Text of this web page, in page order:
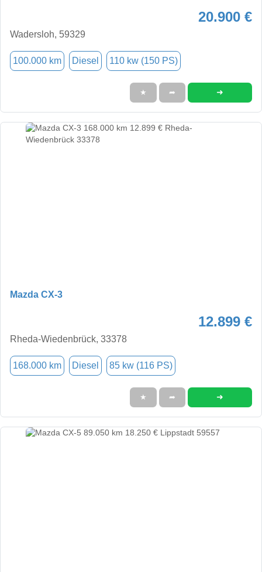
20.900 €
Wadersloh, 59329
100.000 km Diesel 110 kw (150 PS)
★ ➦ ➜
Mazda CX-3
12.899 €
Rheda-Wiedenbrück, 33378
168.000 km Diesel 85 kw (116 PS)
★ ➦ ➜